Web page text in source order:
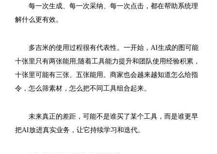
每一次生成、每一次采纳、每一次点击，都在帮助系统理
解什么更有效。
多吉米的使用过程很有代表性。一开始，AI生成的图可能
十张里只有两张能用;随着工具能力提升和团队使用经验积累，
十张里可能有三张、五张能用。商家也会越来越知道怎么给指
令，怎么筛素材，怎么把不同工具组合起来。
未来真正的差距，可能不是谁买了某个工具，而是谁更早
把AI放进真实业务，让它持续学习和迭代。